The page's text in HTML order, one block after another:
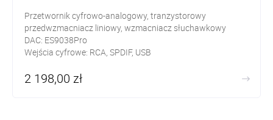
Przetwornik cyfrowo-analogowy, tranzystorowy
przedwzmacniacz liniowy, wzmacniacz słuchawkowy
DAC: ES9038Pro
Wejścia cyfrowe: RCA, SPDIF, USB
2 198,00 zł